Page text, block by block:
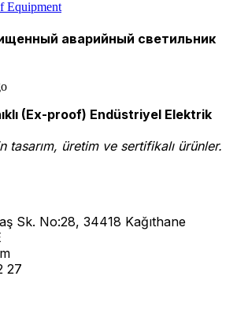
Equipment
аварийный светильник
(Ex-proof) Endüstriyel Elektrik
tasarım, üretim ve sertifikalı ürünler.
Sk. No:28, 34418 Kağıthane
27